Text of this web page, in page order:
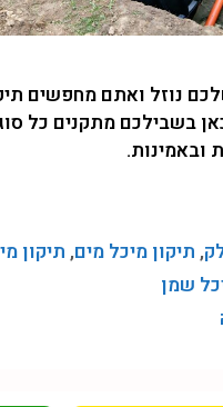
נוזל ואתם מחפשים
בשבילכם מתקנים כל
ובאמינות.
, תיקון מיכל מים, תיקון
שמן